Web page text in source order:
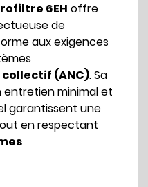
6EH offre
de
aux exigences
(ANC). Sa
minimal et
garantissent une
en respectant